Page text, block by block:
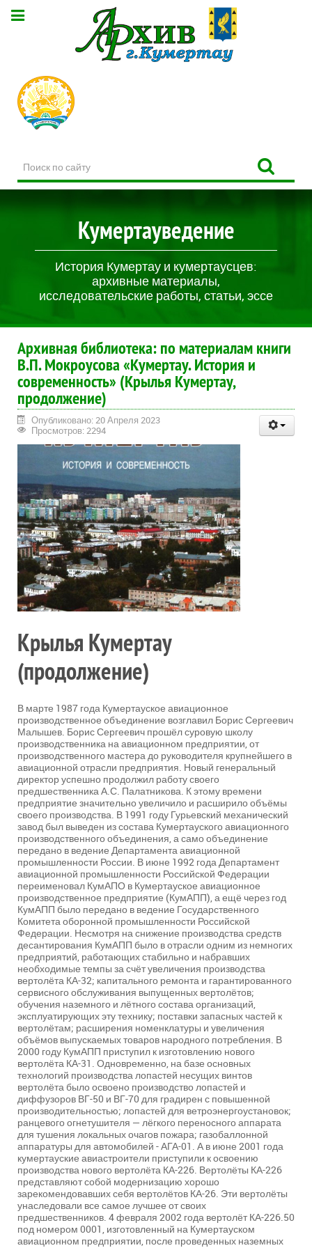
по
сайту
Кумертауведение
История Кумертау и кумертаусцев:
архивные материалы,
исследовательские работы, статьи, эссе
Архивная библиотека: по материалам книги
В.П. Мокроусова «Кумертау. История и
современность» (Крылья Кумертау,
продолжение)
Опубликовано: 20 Апреля 2023
Просмотров: 2294
Крылья Кумертау
(продолжение)
В марте 1987 года Кумертауское авиационное
производственное объединение возглавил Борис Сергеевич
Малышев. Борис Сергеевич прошёл суровую школу
производственника на авиационном предприятии, от
производственного мастера до руководителя крупнейшего в
авиационной отрасли предприятия. Новый генеральный
директор успешно продолжил работу своего
предшественника А.С. Палатникова. К этому времени
предприятие значительно увеличило и расширило объёмы
своего производства. В 1991 году Гурьевский механический
завод был выведен из состава Кумертауского авиационного
производственного объединения, а само объединение
передано в ведение Департамента авиационной
промышленности России. В июне 1992 года Департамент
авиационной промышленности Российской Федерации
переименовал КумАПО в Кумертауское авиационное
производственное предприятие (КумАПП), а ещё через год
КумАПП было передано в ведение Государственного
Комитета оборонной промышленности Российской
Федерации. Несмотря на снижение производства средств
десантирования КумАПП было в отрасли одним из немногих
предприятий, работающих стабильно и набравших
необходимые темпы за счёт увеличения производства
вертолёта КА-32; капитального ремонта и гарантированного
сервисного обслуживания выпущенных вертолётов;
обучения наземного и лётного состава организаций,
эксплуатирующих эту технику; поставки запасных частей к
вертолётам; расширения номенклатуры и увеличения
объёмов выпускаемых товаров народного потребления. В
2000 году КумАПП приступил к изготовлению нового
вертолёта КА-31. Одновременно, на базе основных
технологий производства лопастей несущих винтов
вертолёта было освоено производство лопастей и
диффузоров ВГ-50 и ВГ-70 для градирен с повышенной
производительностью; лопастей для ветроэнергоустановок;
ранцевого огнетушителя — лёгкого переносного аппарата
для тушения локальных очагов пожара; газобаллонной
аппаратуры для автомобилей - АГА-01. А в июне 2001 года
кумертауские авиастроители приступили к освоению
производства нового вертолёта КА-226. Вертолёты КА-226
представляют собой модернизацию хорошо
зарекомендовавших себя вертолётов КА-26. Эти вертолёты
унаследовали все самое лучшее от своих
предшественников. 4 февраля 2002 года вертолёт КА-226.50
под номером 0001, изготовленный на Кумертауском
авиационном предприятии, после проведенных наземных